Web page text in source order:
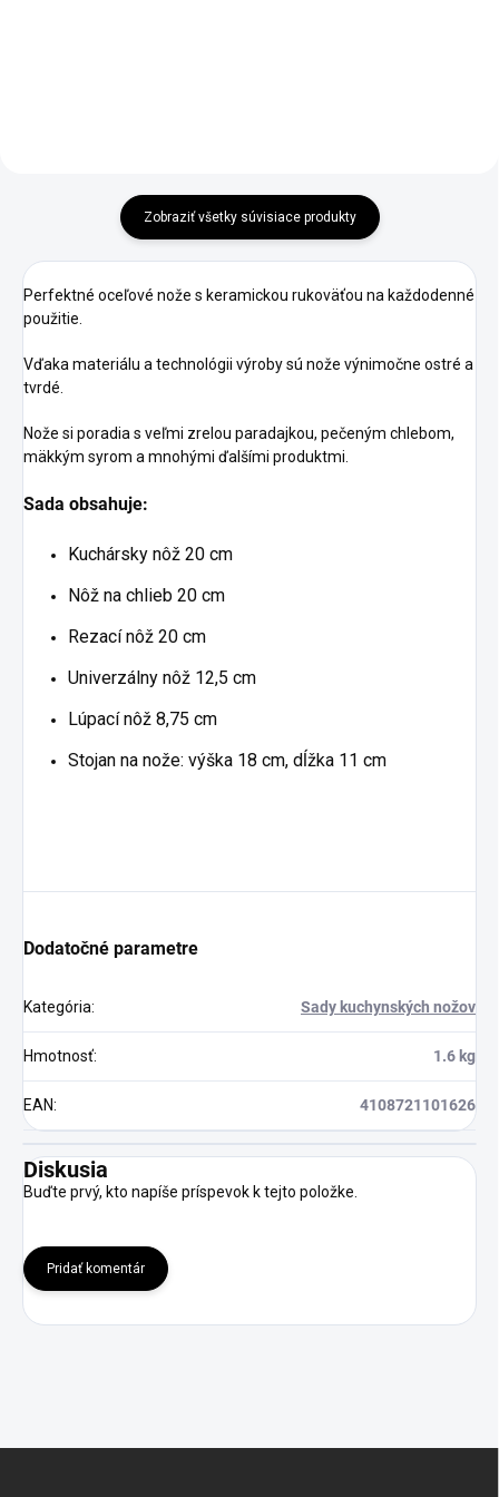
Zobraziť všetky súvisiace produkty
Perfektné oceľové nože s keramickou rukoväťou na každodenné
použitie.
Vďaka materiálu a technológii výroby sú nože výnimočne ostré a
tvrdé.
Nože si poradia s veľmi zrelou paradajkou, pečeným chlebom,
mäkkým syrom a mnohými ďalšími produktmi.
Sada obsahuje:
Kuchársky nôž 20 cm
Nôž na chlieb 20 cm
Rezací nôž 20 cm
Univerzálny nôž 12,5 cm
Lúpací nôž 8,75 cm
Stojan na nože: výška 18 cm, dĺžka 11 cm
Dodatočné parametre
Kategória: Sady kuchynských nožov
Hmotnosť: 1.6 kg
EAN: 4108721101626
Diskusia
Buďte prvý, kto napíše príspevok k tejto položke.
Pridať komentár